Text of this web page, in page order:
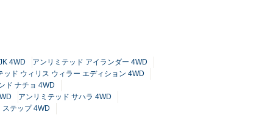
4WD
アンリミテッド アイランダー 4WD
ッド ウィリス ウィラー エディション 4WD
ド ナチョ 4WD
アンリミテッド サハラ 4WD
ステップ 4WD